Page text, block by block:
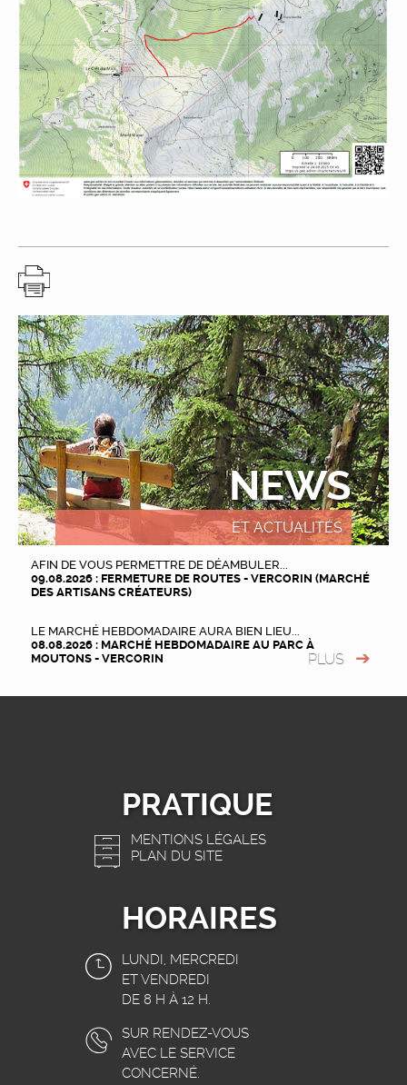
NEWS
ET ACTUALITÉS
AFIN DE VOUS PERMETTRE DE DÉAMBULER...
09.08.2026 : FERMETURE DE ROUTES - VERCORIN (MARCHÉ
DES ARTISANS CRÉATEURS)
LE MARCHÉ HEBDOMADAIRE AURA BIEN LIEU...
08.08.2026 : MARCHÉ HEBDOMADAIRE AU PARC À
MOUTONS - VERCORIN
PLUS
PRATIQUE
MENTIONS LÉGALES
PLAN DU SITE
HORAIRES
LUNDI, MERCREDI
ET VENDREDI
DE 8 H À 12 H.
SUR RENDEZ-VOUS
AVEC LE SERVICE
CONCERNÉ.